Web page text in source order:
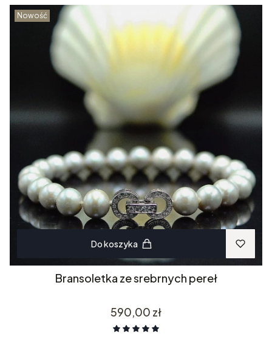
Nowość
Do koszyka
Bransoletka ze srebrnych pereł
Cena
590,00 zł